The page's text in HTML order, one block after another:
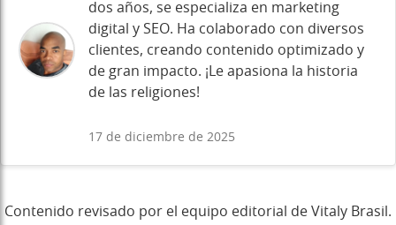
dos años, se especializa en marketing
digital y SEO. Ha colaborado con diversos
clientes, creando contenido optimizado y
de gran impacto. ¡Le apasiona la historia
de las religiones!
17 de diciembre de 2025
Contenido revisado por el equipo editorial de Vitaly Brasil.